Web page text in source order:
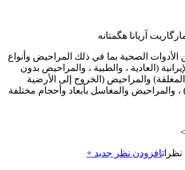
آریانا هگمتانه
الأدوات الصحية بما في ذلك المراحيض وأنواع
(العادية ، والطبية ، والمراحيض بدون
والمراحيض (الخروج إلى الأرضية
، والمراحيض والمغاسل بأبعاد وأحجام مختلفة
افزودن نظر جدید +